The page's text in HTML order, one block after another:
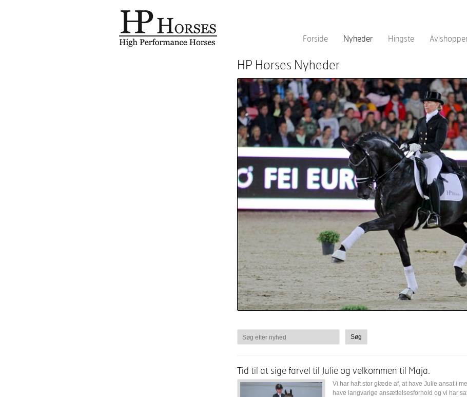
Forside Nyheder Hingste
HP Horses Nyheder
Søg efter nyhed
Tid til at sige farvel til Julie og velkommen til Maja.
Vi har haft stor glæde af, at have Julie ansat i
have langvarige ansættelsesforhold og vi har